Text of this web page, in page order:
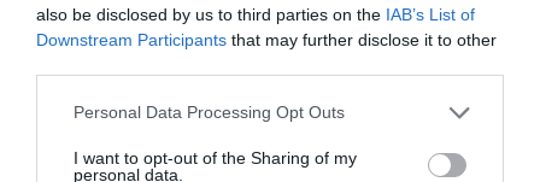
also be disclosed by us to third parties on the IAB’s List of
Downstream Participants that may further disclose it to other
Personal Data Processing Opt Outs
I want to opt-out of the Sharing of my
personal data.
RELACIONADAS